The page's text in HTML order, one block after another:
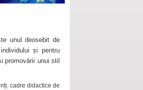
unul deosebit de
și pentru
promovării unui stil
cadre didactice de